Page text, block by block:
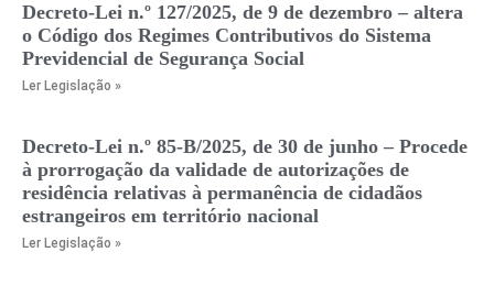
Decreto-Lei n.º 127/2025, de 9 de dezembro – altera
o Código dos Regimes Contributivos do Sistema
Previdencial de Segurança Social
Ler Legislação »
Decreto-Lei n.º 85-B/2025, de 30 de junho – Procede
à prorrogação da validade de autorizações de
residência relativas à permanência de cidadãos
estrangeiros em território nacional
Ler Legislação »